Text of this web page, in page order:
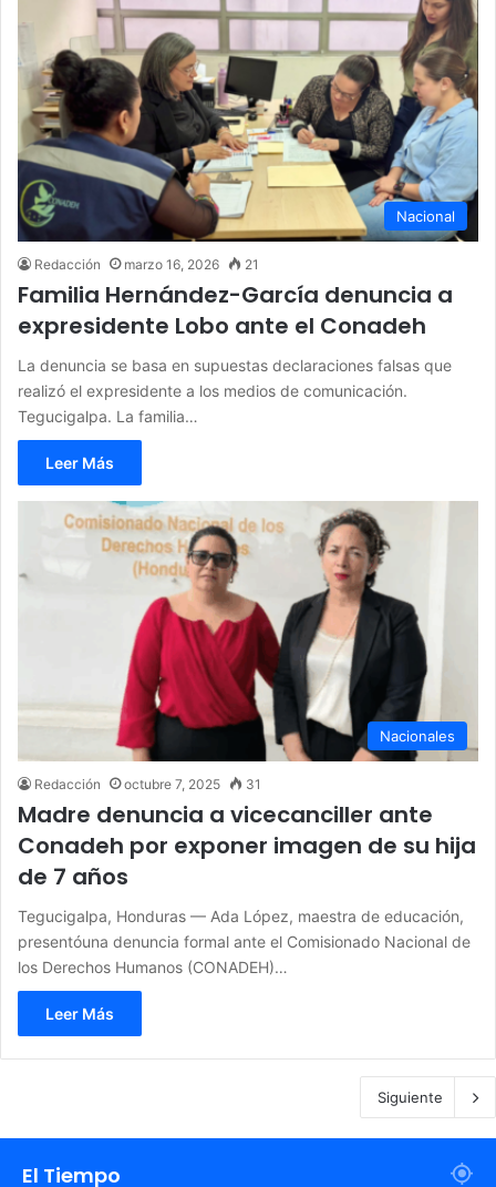
Nacional
Redacción marzo 16, 2026 21
Familia Hernández-García denuncia a
expresidente Lobo ante el Conadeh
La denuncia se basa en supuestas declaraciones falsas que
realizó el expresidente a los medios de comunicación.
Tegucigalpa. La familia…
Leer Más
Nacionales
Redacción octubre 7, 2025 31
Madre denuncia a vicecanciller ante
Conadeh por exponer imagen de su hija
de 7 años
Tegucigalpa, Honduras — Ada López, maestra de educación,
presentóuna denuncia formal ante el Comisionado Nacional de
los Derechos Humanos (CONADEH)…
Leer Más
Siguiente
El Tiempo